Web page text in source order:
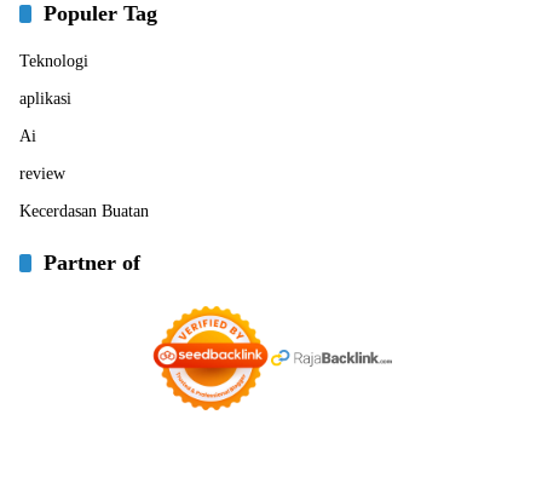
Populer Tag
Teknologi
aplikasi
Ai
review
Kecerdasan Buatan
Partner of